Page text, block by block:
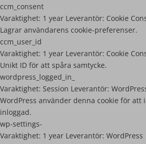
ccm_consent
Varaktighet: 1 year Leverantör: Cookie
Lagrar användarens cookie-preferenser.
ccm_user_id
Varaktighet: 1 year Leverantör: Cookie
Unikt ID för att spåra samtycke.
wordpress_logged_in_
Varaktighet: Session Leverantör:
WordPress använder denna cookie för
inloggad.
wp-settings-
Varaktighet: 1 year Leverantör: WordPress